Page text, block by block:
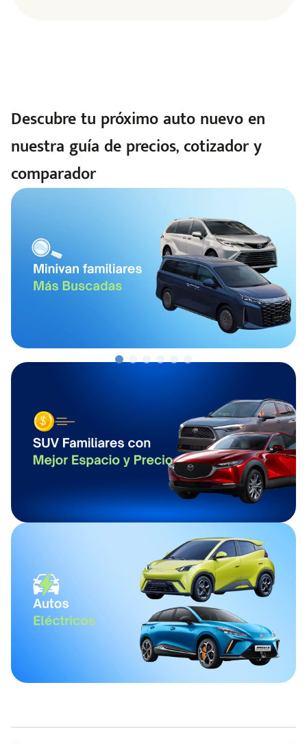
Descubre tu próximo auto nuevo en
nuestra guía de precios, cotizador y
comparador